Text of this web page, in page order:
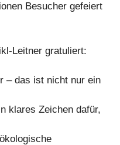
Besucher gefeiert
Leitner gratuliert:
– das ist nicht nur ein
klares Zeichen dafür,